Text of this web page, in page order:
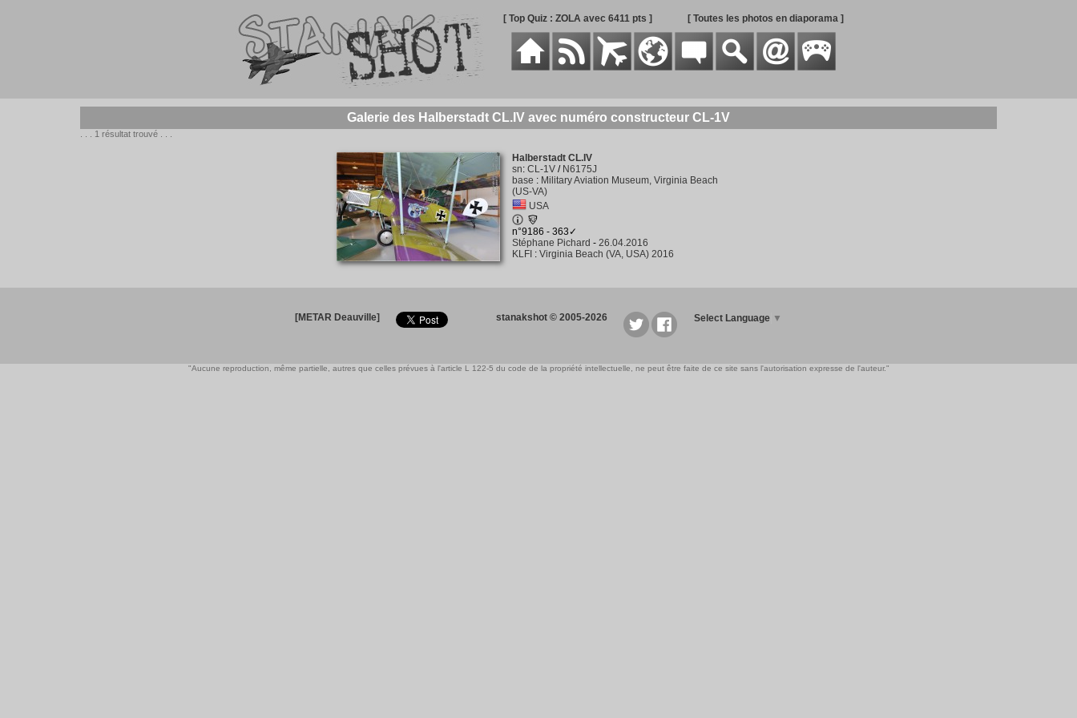
[ Top Quiz : ZOLA avec 6411 pts ] [ Toutes les photos en diaporama ]
Galerie des Halberstadt CL.IV avec numéro constructeur CL-1V
. . . 1 résultat trouvé . . .
Halberstadt CL.IV
sn: CL-1V/ N6175J
base : Military Aviation Museum, Virginia Beach
(US-VA)
USA
n°9186 - 363✓
Stéphane Pichard - 26.04.2016
KLFI : Virginia Beach (VA, USA) 2016
[METAR Deauville] stanakshot © 2005-2026 Select Language ▼
"Aucune reproduction, même partielle, autres que celles prévues à l'article L 122-5 du code de la propriété intellectuelle, ne peut être faite de ce site sans l'autorisation expresse de l'auteur."